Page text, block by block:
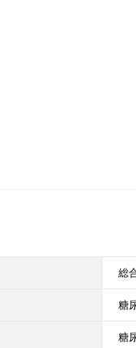
総
糖
糖